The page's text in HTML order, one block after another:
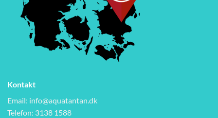
Kontakt
Email: info@aquatantan.dk
Telefon: 3138 1588